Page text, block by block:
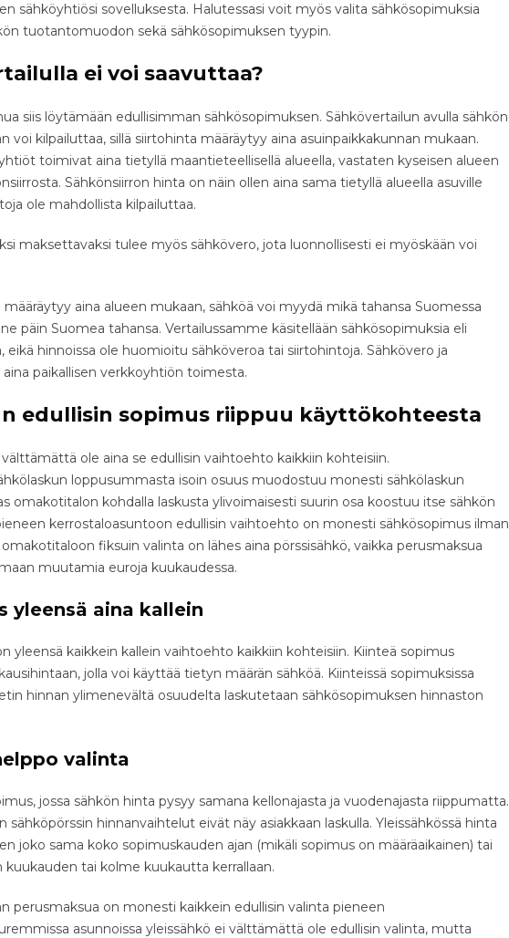
sähköyhtiösi sovelluksesta. Halutessasi voit myös valita sähkösopimuksia
tuotantomuodon sekä sähkösopimuksen tyypin.
ei voi saavuttaa?
siis löytämään edullisimman sähkösopimuksen. Sähkövertailun avulla sähkön
voi kilpailuttaa, sillä siirtohinta määräytyy aina asuinpaikkakunnan mukaan.
toimivat aina tietyllä maantieteellisellä alueella, vastaten kyseisen alueen
Sähkönsiirron hinta on näin ollen aina sama tietyllä alueella asuville
ole mahdollista kilpailuttaa.
maksettavaksi tulee myös sähkövero, jota luonnollisesti ei myöskään voi
määräytyy aina alueen mukaan, sähköä voi myydä mikä tahansa Suomessa
päin Suomea tahansa. Vertailussamme käsitellään sähkösopimuksia eli
eikä hinnoissa ole huomioitu sähköveroa tai siirtohintoja. Sähkövero ja
paikallisen verkkoyhtiön toimesta.
edullisin sopimus riippuu käyttökohteesta
ole aina se edullisin vaihtoehto kaikkiin kohteisiin.
loppusummasta isoin osuus muodostuu monesti sähkölaskun
omakotitalon kohdalla laskusta ylivoimaisesti suurin osa koostuu itse sähkön
kerrostaloasuntoon edullisin vaihtoehto on monesti sähkösopimus ilman
fiksuin valinta on lähes aina pörssisähkö, vaikka perusmaksua
muutamia euroja kuukaudessa.
yleensä aina kallein
yleensä kaikkein kallein vaihtoehto kaikkiin kohteisiin. Kiinteä sopimus
jolla voi käyttää tietyn määrän sähköä. Kiinteissä sopimuksissa
hinnan ylimenevältä osuudelta laskutetaan sähkösopimuksen hinnaston
valinta
jossa sähkön hinta pysyy samana kellonajasta ja vuodenajasta riippumatta.
sähköpörssin hinnanvaihtelut eivät näy asiakkaan laskulla. Yleissähkössä hinta
joko sama koko sopimuskauden ajan (mikäli sopimus on määräaikainen) tai
tai kolme kuukautta kerrallaan.
perusmaksua on monesti kaikkein edullisin valinta pieneen
asunnoissa yleissähkö ei välttämättä ole edullisin valinta, mutta